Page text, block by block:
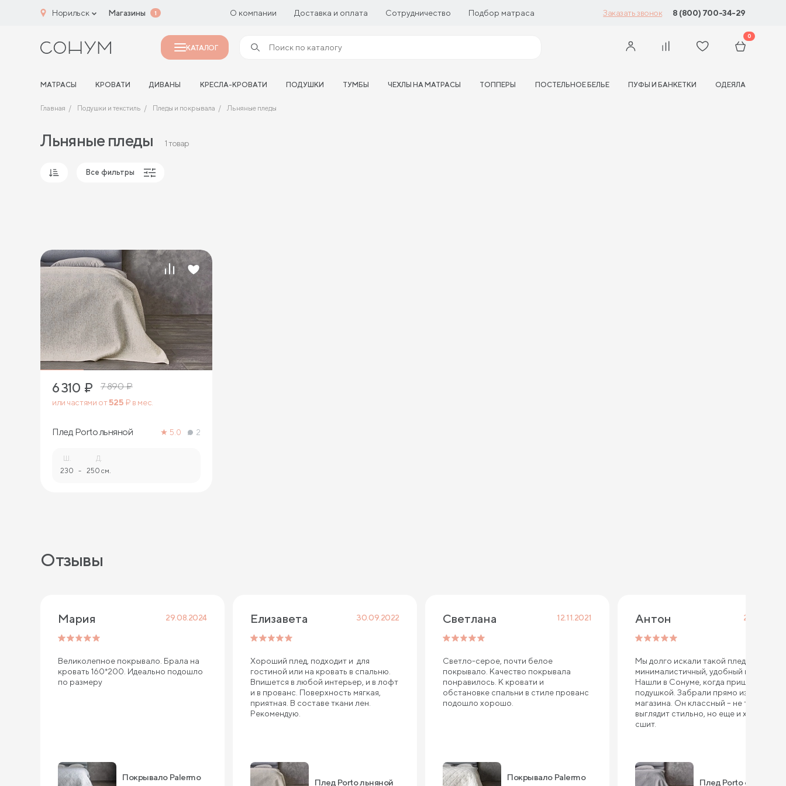
Норильск Магазины 1 О компании Доставка и оплата Сотрудничество Подбор матраса Заказать звонок 8 (800) 700-34-29
КАТАЛОГ
0
МАТРАСЫ КРОВАТИ ДИВАНЫ КРЕСЛА-КРОВАТИ ПОДУШКИ ТУМБЫ ЧЕХЛЫ НА МАТРАСЫ ТОППЕРЫ ПОСТЕЛЬНОЕ БЕЛЬЕ ПУФЫ И БАНКЕТКИ ОДЕЯЛА
Главная Подушки и текстиль Пледы и покрывала Льняные пледы
Льняные пледы 1 товар
Все фильтры
6 310 ₽ 7 890₽
или частями от525 ₽ в мес.
Плед Porto льняной 5.0 2
Ш.
230 -
Д.
250 см.
Отзывы
Мария 29.08.2024
Великолепное покрывало. Брала на
кровать 160*200. Идеально подошло
по размеру
Покрывало Palermo
Елизавета 30.09.2022
Хороший плед, подходит и для
гостиной или на кровать в спальню.
Впишется в любой интерьер, и в лофт
и в прованс. Поверхность мягкая,
приятная. В составе ткани лен.
Рекомендую.
Плед Porto льняной
Светлана 12.11.2021
Светло-серое, почти белое
покрывало. Качество покрывала
понравилось. К кровати и
обстановке спальни в стиле прованс
подошло хорошо.
Покрывало Palermo
Антон 25.03.2021
Мы долго искали такой плед,
минималистичный, удобный и уютный.
Нашли в Сонуме, когда пришли за
подушкой. Забрали прямо из
магазина. Он классный – не только
выглядит стильно, но еще и хорошо
сшит.
Плед Porto серый